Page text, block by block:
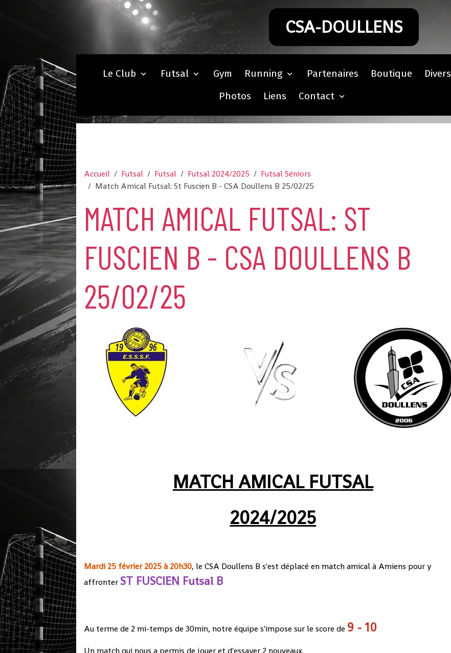
CSA-DOULLENS
Le Club Futsal Gym Running Partenaires Boutique
Divers
Photos
Liens Contact
Accueil Futsal Futsal Futsal 2024/2025
Futsal Séniors
Match Amical Futsal: St Fuscien B - CSA Doullens B 25/02/25
MATCH AMICAL FUTSAL: ST
FUSCIEN B - CSA DOULLENS B
25/02/25
MATCH AMICAL FUTSAL
2024/2025
Mardi 25 février 2025 à 20h30, le CSA Doullens B s'est déplacé en match amical à Amiens pour y
affronterST FUSCIEN Futsal B
Au terme de 2 mi-temps de 30min, notre équipe s'impose sur le score de 9 - 10
Un match qui nous a permis de jouer et d'essayer 2 nouveaux.